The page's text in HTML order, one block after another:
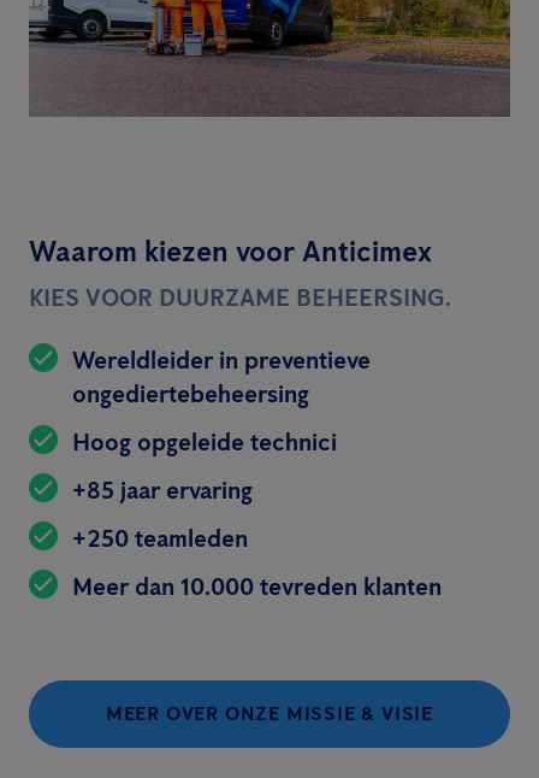
Waarom kiezen voor Anticimex
KIES VOOR DUURZAME BEHEERSING.
Wereldleider in preventieve
ongediertebeheersing
Hoog opgeleide technici
+85 jaar ervaring
+250 teamleden
Meer dan 10.000 tevreden klanten
MEER OVER ONZE MISSIE & VISIE